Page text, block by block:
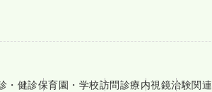
・健診保育園・学校訪問診療内視鏡治験関連